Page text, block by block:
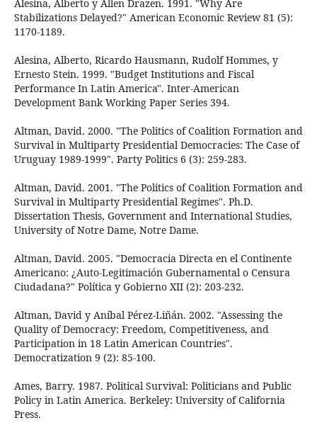
Alesina, Alberto y Allen Drazen. 1991. "Why Are
Stabilizations Delayed?" American Economic Review 81 (5):
1170-1189.
Alesina, Alberto, Ricardo Hausmann, Rudolf Hommes, y
Ernesto Stein. 1999. "Budget Institutions and Fiscal
Performance In Latin America". Inter-American
Development Bank Working Paper Series 394.
Altman, David. 2000. "The Politics of Coalition Formation and
Survival in Multiparty Presidential Democracies: The Case of
Uruguay 1989-1999". Party Politics 6 (3): 259-283.
Altman, David. 2001. "The Politics of Coalition Formation and
Survival in Multiparty Presidential Regimes". Ph.D.
Dissertation Thesis, Government and International Studies,
University of Notre Dame, Notre Dame.
Altman, David. 2005. "Democracia Directa en el Continente
Americano: ¿Auto-Legitimación Gubernamental o Censura
Ciudadana?" Política y Gobierno XII (2): 203-232.
Altman, David y Aníbal Pérez-Liñán. 2002. "Assessing the
Quality of Democracy: Freedom, Competitiveness, and
Participation in 18 Latin American Countries".
Democratization 9 (2): 85-100.
Ames, Barry. 1987. Political Survival: Politicians and Public
Policy in Latin America. Berkeley: University of California
Press.